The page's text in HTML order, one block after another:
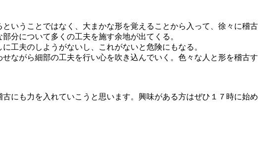
いうことではなく、大まかな形を覚えることから入って、徐々に稽古
分について多くの工夫を施す余地が出てくる。
工夫のしようがないし、これがないと危険にもなる。
ながら細部の工夫を行い心を吹き込んでいく。色々な人と形を稽古す
にも力を入れていこうと思います。興味がある方はぜひ１７時に始め